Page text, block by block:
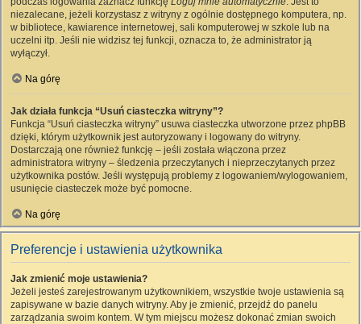
niezalecane, jeżeli korzystasz z witryny z ogólnie dostępnego komputera, np.
w bibliotece, kawiarence internetowej, sali komputerowej w szkole lub na
uczelni itp. Jeśli nie widzisz tej funkcji, oznacza to, że administrator ją
wyłączył.
Na górę
Jak działa funkcja “Usuń ciasteczka witryny”?
Funkcja “Usuń ciasteczka witryny” usuwa ciasteczka utworzone przez phpBB
dzięki, którym użytkownik jest autoryzowany i logowany do witryny.
Dostarczają one również funkcję – jeśli została włączona przez
administratora witryny – śledzenia przeczytanych i nieprzeczytanych przez
użytkownika postów. Jeśli występują problemy z logowaniem/wylogowaniem,
usunięcie ciasteczek może być pomocne.
Na górę
Preferencje i ustawienia użytkownika
Jak zmienić moje ustawienia?
Jeżeli jesteś zarejestrowanym użytkownikiem, wszystkie twoje ustawienia są
zapisywane w bazie danych witryny. Aby je zmienić, przejdź do panelu
zarządzania swoim kontem. W tym miejscu możesz dokonać zmian swoich